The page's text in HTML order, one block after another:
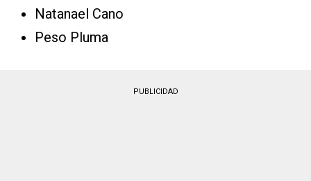
Natanael Cano
Peso Pluma
PUBLICIDAD